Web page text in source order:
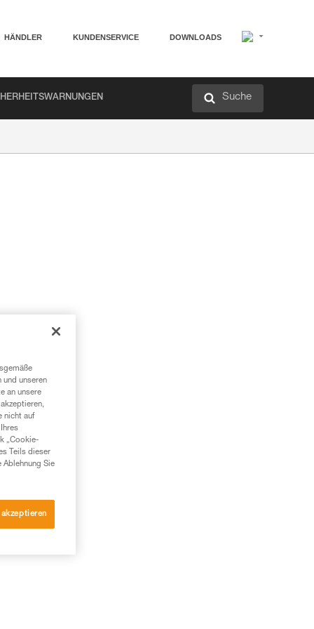
HÄNDLER KUNDENSERVICE DOWNLOADS
Suche
und unseren
an unsere
nicht auf
„Cookie-
Teils dieser
Ablehnung Sie